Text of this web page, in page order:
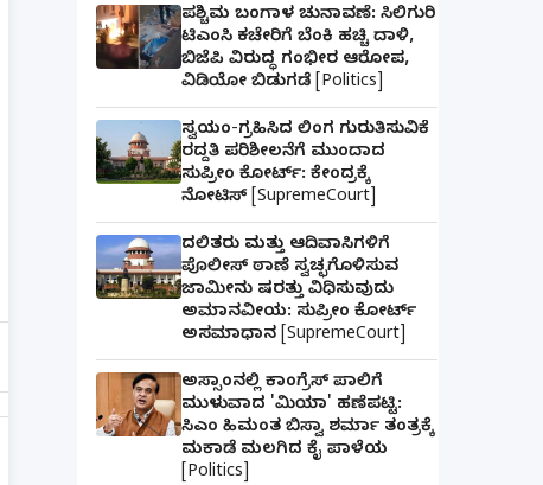
ಪಶ್ಚಿಮ ಬಂಗಾಳ ಚುನಾವಣೆ: ಸಿಲಿಗುರಿ
ಟಿಎಂಸಿ ಕಚೇರಿಗೆ ಬೆಂಕಿ ಹಚ್ಚಿ ದಾಳಿ,
ಬಿಜೆಪಿ ವಿರುದ್ಧ ಗಂಭೀರ ಆರೋಪ,
ವಿಡಿಯೋ ಬಿಡುಗಡೆ [Politics]
ಸ್ವಯಂ-ಗ್ರಹಿಸಿದ ಲಿಂಗ ಗುರುತಿಸುವಿಕೆ
ರದ್ದತಿ ಪರಿಶೀಲನೆಗೆ ಮುಂದಾದ
ಸುಪ್ರೀಂ ಕೋರ್ಟ್: ಕೇಂದ್ರಕ್ಕೆ
ನೋಟಿಸ್ [SupremeCourt]
ದಲಿತರು ಮತ್ತು ಆದಿವಾಸಿಗಳಿಗೆ
ಪೊಲೀಸ್ ಠಾಣೆ ಸ್ವಚ್ಛಗೊಳಿಸುವ
ಜಾಮೀನು ಷರತ್ತು ವಿಧಿಸುವುದು
ಅಮಾನವೀಯ: ಸುಪ್ರೀಂ ಕೋರ್ಟ್
ಅಸಮಾಧಾನ [SupremeCourt]
ಅಸ್ಸಾಂನಲ್ಲಿ ಕಾಂಗ್ರೆಸ್ ಪಾಲಿಗೆ
ಮುಳುವಾದ 'ಮಿಯಾ' ಹಣೆಪಟ್ಟಿ:
ಸಿಎಂ ಹಿಮಂತ ಬಿಸ್ವಾ ಶರ್ಮಾ ತಂತ್ರಕ್ಕೆ
ಮಕಾಡೆ ಮಲಗಿದ ಕೈ ಪಾಳೆಯ
[Politics]